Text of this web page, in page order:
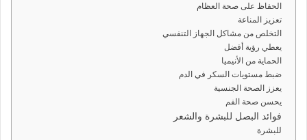
ا
ت
ر
الحفاظ على صحة العظام
تعزيز المناعة
التخلص من مشاكل الجهاز التنفسي
يعطي رؤية أفضل
الحماية من الأنيميا
ضبط مستويات السكر في الدم
يعزز الصحة الجنسية
يحسن صحة الفم
فوائد البصل للبشرة والشعر
للبشرة